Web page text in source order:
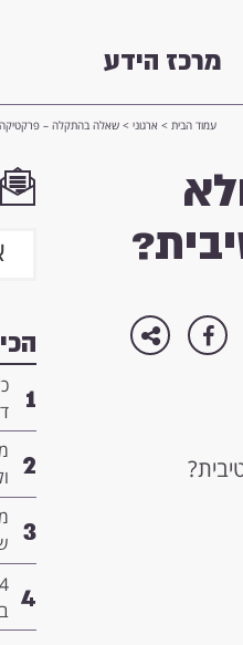
מרכז הידע
עמוד הבית > ארגוני >שאלה בהתקלה – פרקטיקה
1
2
3
4